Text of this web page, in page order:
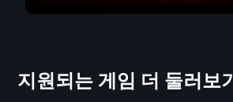
지원되는 게임 더 둘러보기